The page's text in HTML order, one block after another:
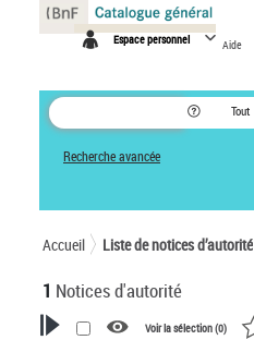
Espace personnel Aide
Tout
Recherche avancée
Accueil Liste de notices d’autorité
1 Notices d'autorité
Voir la sélection (0)
Panneau de gestion des cookies